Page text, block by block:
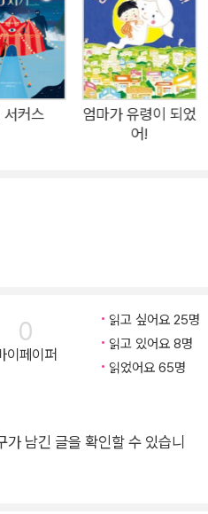
것은 아니다. 사랑과 기쁨, 그리
빛과 웃음이 가득한 마법 같은
는 어떤 감정이라도 따뜻하게 맞
지배인이 있다. 오늘은 어
머무르고 있나요? 감정 호텔에
호텔의 지배인입니다. 감정 호
제 이야기를 차분히 들어주어
있는 공간을 내주어야 하지요.
르게 기분이 좋아지지요. 모든
건 쉽지만은 않아요. 하지만 감
심은 쳇바퀴처럼 돌아가는 호텔
기쁨은 친구들과 함께 찾아와
뀐답니다. 오늘은 감정 호텔에
제아동도서
서커스
엄마가 유령이 되었
어!
0
이페이퍼
읽고 싶어요 25명
읽고 있어요 8명
읽었어요 65명
남긴 글을 확인할 수 있습니